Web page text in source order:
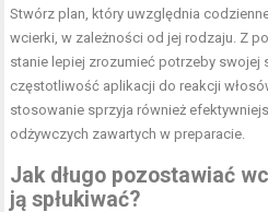
Stwórz plan, który uwzględnia
wcierki, w zależności od jej rodzaju. Z
stanie lepiej zrozumieć potrzeby swojej
częstotliwość aplikacji do reakcji
stosowanie sprzyja również
odżywczych zawartych w preparacie.
Jak długo pozostawiać
ją spłukiwać?